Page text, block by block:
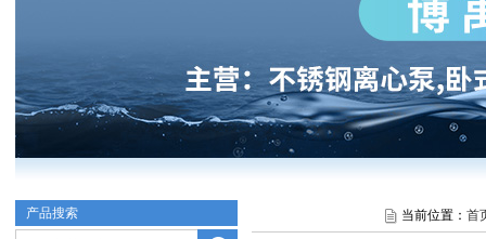
产品搜索 当前位置： 首